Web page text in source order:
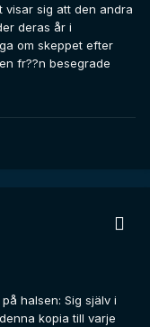
visar sig att den andra
deras år i
om skeppet efter
fr??n besegrade
halsen: Sig själv i
kopia till varje